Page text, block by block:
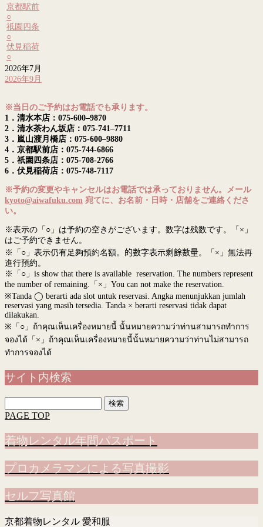
京都駅前
○
祇園四条
○
伏見稲荷
○
2026年7月
2026年9月
※当日のご予約はお電話でも承ります。
1．清水本店：075-600–9870
2．清水茶わん坂店：075-741–7711
3．嵐山渡月橋店：075-600–9880
4．京都駅前店：075-744-6866
5．祇園四条店：075-708-2766
6．伏見稲荷店：075-748-7117
※予約の変更やキャンセルはお電話では承っておりません。メール
kyoto@aiwafuku.com 宛てに、お名前・日時・店舗をご連絡くださ
い。
※表示の「○」は予約の空きがございます。数字は残数です。「×」
はご予約できません。
※「○」表示仍有足夠預約名額。 的數字表示剩餘數量。「×」無法再
進行預約。
※「○」is show that there is available reservation. The numbers represent
the number of remaining.「×」You can not make the reservation.
※Tanda ◯ berarti ada slot untuk reservasi. Angka menunjukkan jumlah
reservasi yang masih tersedia. Tanda × berarti reservasi tidak dapat
dilakukan.
※ 「○」ถ้าคุณเห็นเครื่องหมายนี้ นั้นหมายความว่าท่านสามารถทำการ
จองได้「×」ถ้าคุณเห็นเครื่องหมายนี้นั้นหมายความว่าท่านไม่สามารถ
ทำการจองได้
サイト内検索
索:
PAGE TOP
着物レンタル年間パスポート
プロカメラマンによる写真撮影
セルフ写真館
京都着物レンタル 愛和服